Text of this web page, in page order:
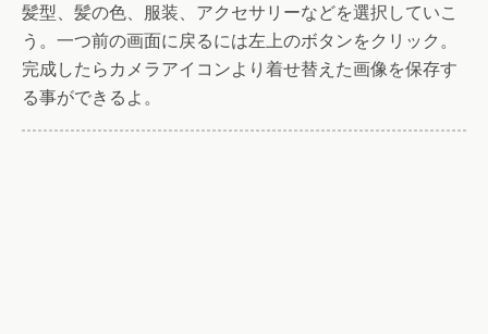
髪型、髪の色、服装、アクセサリーなどを選択していこ
う。一つ前の画面に戻るには左上のボタンをクリック。
完成したらカメラアイコンより着せ替えた画像を保存す
る事ができるよ。